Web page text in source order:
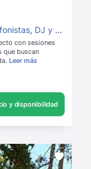
, DJ y saxofón
con sesiones
que buscan
Leer más
y disponibilidad